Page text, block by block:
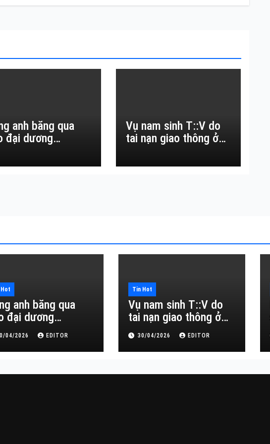
anh băng qua
đại dương…
Vụ nam sinh T::V do
tai nạn giao thông ở
anh băng qua
đại dương…
04/2026 EDITOR
Tin Hot
Vụ nam sinh T::V do
tai nạn giao thông ở
Đắk Lắk
30/04/2026 EDITOR